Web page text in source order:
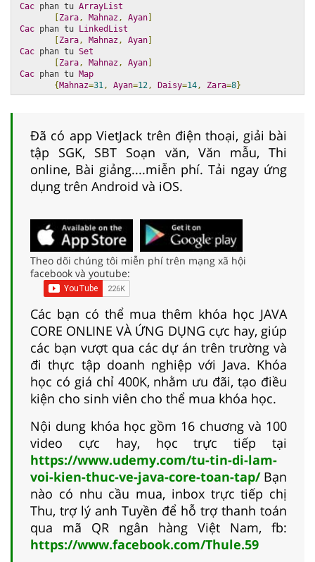
Cac phan tu ArrayList
[Zara , Mahnaz , Ayan]
Cac phan tu LinkedList
[Zara , Mahnaz , Ayan]
Cac phan tu Set
[Zara , Mahnaz , Ayan]
Cac phan tu Map
{Mahnaz=31 , Ayan=12 , Daisy=14 , Zara=8}
Đã có app VietJack trên điện thoại, giải bài
tập SGK, SBT Soạn văn, Văn mẫu, Thi
online, Bài giảng....miễn phí. Tải ngay ứng
dụng trên Android và iOS.
Theo dõi chúng tôi miễn phí trên mạng xã hội
facebook và youtube:
Các bạn có thể mua thêm khóa học JAVA
CORE ONLINE VÀ ỨNG DỤNG cực hay, giúp
các bạn vượt qua các dự án trên trường và
đi thực tập doanh nghiệp với Java. Khóa
học có giá chỉ 400K, nhằm ưu đãi, tạo điều
kiện cho sinh viên cho thể mua khóa học.
Nội dung khóa học gồm 16 chuơng và 100
video cực hay, học trực tiếp tại
https://www.udemy.com/tu-tin-di-lam-
voi-kien-thuc-ve-java-core-toan-tap/Bạn
nào có nhu cầu mua, inbox trực tiếp chị
Thu, trợ lý anh Tuyền để hỗ trợ thanh toán
qua mã QR ngân hàng Việt Nam, fb:
https://www.facebook.com/Thule.59